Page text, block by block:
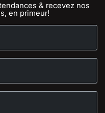
& recevez nos
en primeur!